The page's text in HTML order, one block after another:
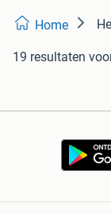
Home
19 resultaten